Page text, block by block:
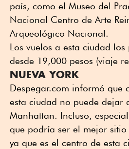
país, como el Museo del
Nacional Centro de Arte
Arqueológico Nacional.
Los vuelos a esta ciudad
desde 19,000 pesos (viaje
NUEVA YORK
Despegar.com informó que
esta ciudad no puede dejar
Manhattan. Incluso,
que podría ser el mejor
ya que es el centro de esta